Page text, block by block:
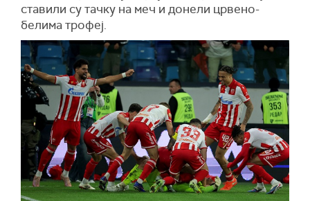
ставили су тачку на меч и донели црвено-
белима трофеј.